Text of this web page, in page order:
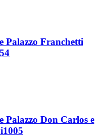
Palazzo Franchetti
Palazzo Don Carlos e